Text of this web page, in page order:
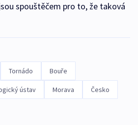
spouštěčem pro to, že taková
Tornádo Bouře
ústav Morava Česko